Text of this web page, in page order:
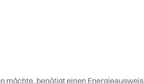
möchte, benötigt einen